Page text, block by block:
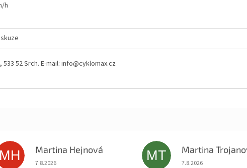
h
52 Srch. E-mail: info@cyklomax.cz
MH Martina Hejnová
Hodnocení obchodu je 5 z 5 hvězdiček.
7.8.2026
MT Martina
Hodnocení obchodu
7.8.2026